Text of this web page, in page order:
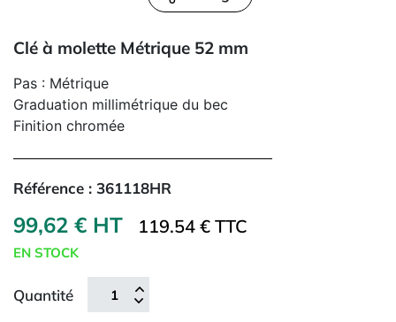
Clé à molette Métrique 52 mm
Pas : Métrique
Graduation millimétrique du bec
Finition chromée
Référence : 361118HR
99,62 € HT 119.54 € TTC
EN STOCK
Quantité